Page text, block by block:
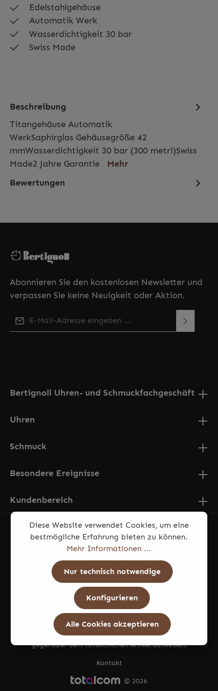
Edelstahlgehäuse
Automatik Werk
Wasserdichtigkeit 30 bar
Swiss Made
Beschreibung
Titangehäuse Automatik
WerkSaphirglas Gehäusegröße 42
mmWasserdichtigkeit 30 bar (300 metri)Swiss
Made2 Jahre Garantie Mehr
Bewertungen
Abonnieren Sie den kostenlosen Newsletter und
verpassen Sie keine Neuigkeit oder Aktion.
E-Mail-Adresse*
Bertignoll Uhren- und Schmuckfachgeschäft
Uhren
Schmuck
Besondere Ereignisse
Kundenbereich
* Alle Preise inkl. gesetzl. Mehrwertsteuer zzgl.
und ggf. Nachnahmegebühren, wenn nicht
anders angegeben.
Die Produktfotos können aufgrund von Beleuchtung und
Monitoreinstellungen geringfügige Farbabweichungen
gegenüber dem tatsächlichen Artikel aufweisen.
© 2026
Kontakt
Diese Website verwendet Cookies, um eine
bestmögliche Erfahrung bieten zu können.
Mehr Informationen ...
Nur technisch notwendige
Konfigurieren
Alle Cookies akzeptieren